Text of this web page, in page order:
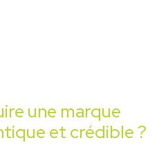
une marque
et crédible ?